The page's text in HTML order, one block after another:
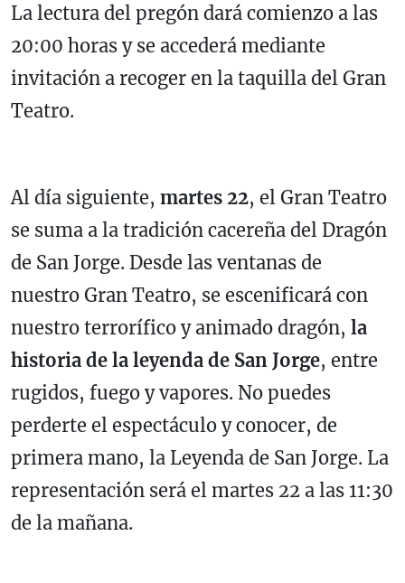
La lectura del pregón dará comienzo a las
20:00 horas y se accederá mediante
invitación a recoger en la taquilla del Gran
Teatro.
Al día siguiente, martes 22, el Gran Teatro
se suma a la tradición cacereña del Dragón
de San Jorge. Desde las ventanas de
nuestro Gran Teatro, se escenificará con
nuestro terrorífico y animado dragón, la
historia de la leyenda de San Jorge, entre
rugidos, fuego y vapores. No puedes
perderte el espectáculo y conocer, de
primera mano, la Leyenda de San Jorge. La
representación será el martes 22 a las 11:30
de la mañana.